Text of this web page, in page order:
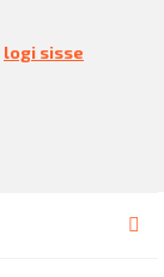
logi sisse